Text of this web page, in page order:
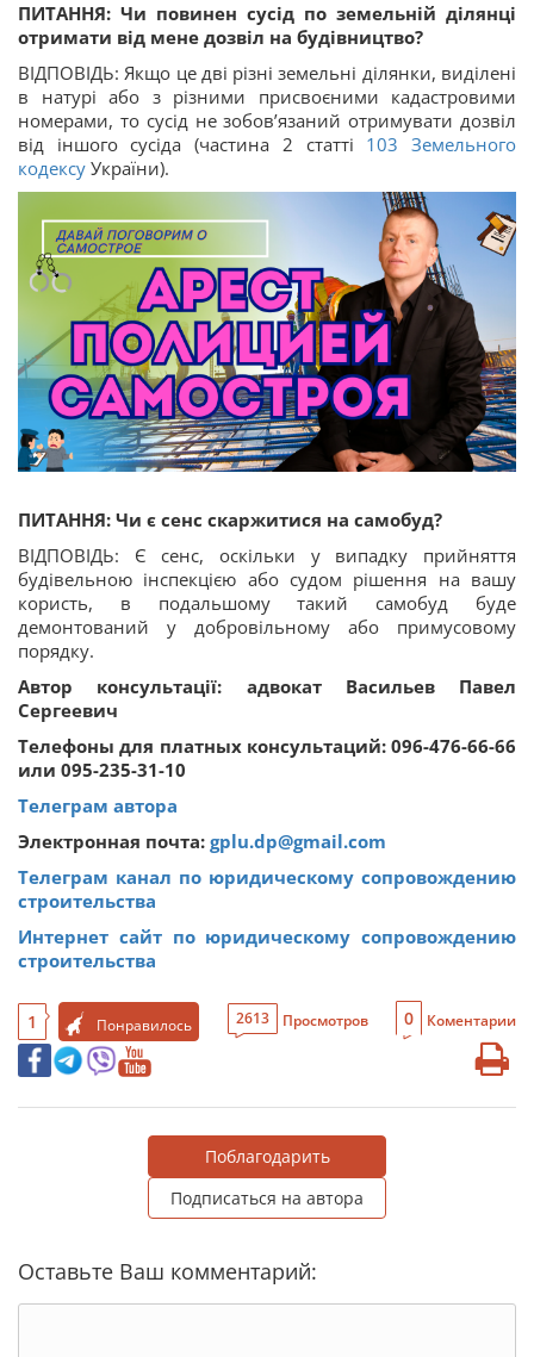
ПИТАННЯ: Чи повинен сусід по земельній ділянці
отримати від мене дозвіл на будівництво?
ВІДПОВІДЬ: Якщо це дві різні земельні ділянки, виділені
в натурі або з різними присвоєними кадастровими
номерами, то сусід не зобов’язаний отримувати дозвіл
від іншого сусіда (частина 2 статті 103Земельного
кодексу України).
ПИТАННЯ: Чи є сенс скаржитися на самобуд?
ВІДПОВІДЬ: Є сенс, оскільки у випадку прийняття
будівельною інспекцією або судом рішення на вашу
користь, в подальшому такий самобуд буде
демонтований у добровільному або примусовому
порядку.
Автор консультації: адвокат Васильев Павел
Сергеевич
Телефоны для платных консультаций: 096-476-66-66
или 095-235-31-10
Телеграм автора
Электронная почта: gplu.dp@gmail.com
Телеграм канал по юридическому сопровождению
строительства
Интернет сайт по юридическому сопровождению
строительства
1 Понравилось 2613 Просмотров 0 Коментарии
Поблагодарить
Подписаться на автора
Оставьте Ваш комментарий: